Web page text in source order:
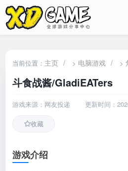
当前位置： 主页 / > 电脑游戏 / >
斗食战酱/GladiEATers
游戏来源：网友投递 更新时间：
收藏
游戏介绍